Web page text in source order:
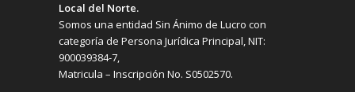
Local del Norte.
Somos una entidad Sin Ánimo de Lucro con
categoría de Persona Jurídica Principal, NIT:
900039384-7,
Matricula – Inscripción No. S0502570.